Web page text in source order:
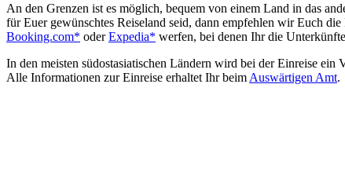
An den Grenzen ist es möglich, bequem von einem Land in das
für Euer gewünschtes Reiseland seid, dann empfehlen wir Euch die
Booking.com* oderExpedia* werfen, bei denen Ihr die
In den meisten südostasiatischen Ländern wird bei der Einreise
Alle Informationen zur Einreise erhaltet Ihr beim Auswärtigen Amt.